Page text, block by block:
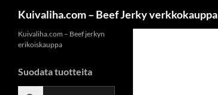
sisältöönKuivaliha.com – Beef Jerky verkkokauppa
Kuivaliha.com – Beef jerkyn
erikoiskauppa
Suodata tuotteita